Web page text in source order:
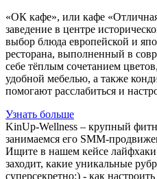
«ОК кафе», или кафе
заведение в центре
выбор блюда европейской и
ресторана, выполненный в
себе тёплым сочетанием
удобной мебелью, а также
помогают расслабиться и
Узнать больше
KinUp-Wellness – крупный
занимаемся его SMM-
Ищите в нашем кейсе
заходит, какие уникальные
суперсекретно:) - как